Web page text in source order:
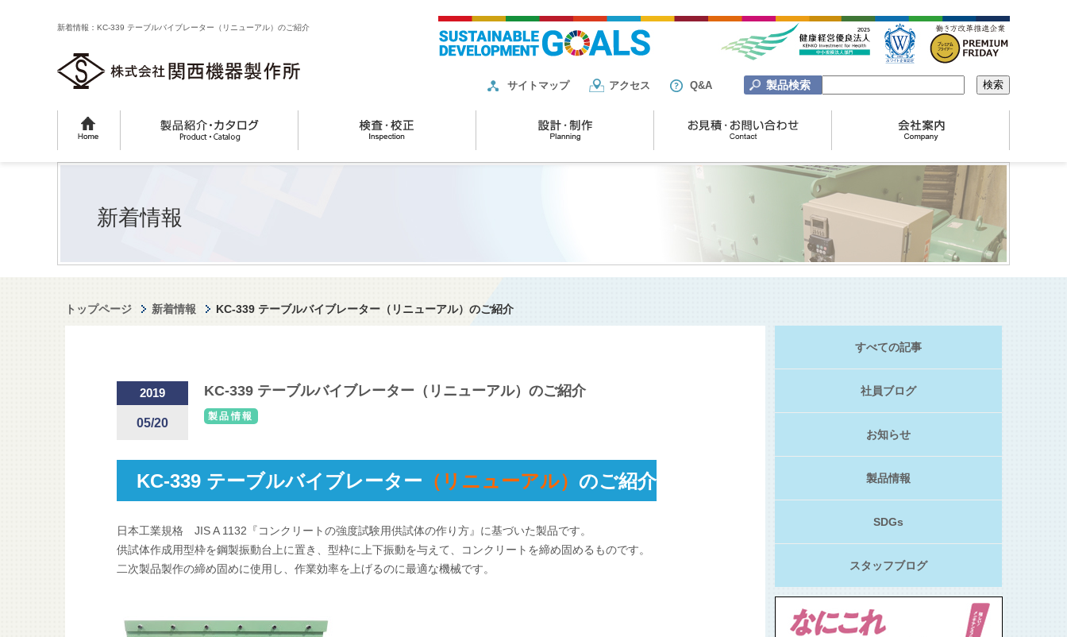
新着情報：KC-339 テーブルバイブレーター（リニューアル）のご紹介
サイトマップ アクセス Q&A 製品検索
新着情報
トップページ 新着情報 KC-339 テーブルバイブレーター（リニューアル）のご紹介
2019
05/20
KC-339 テーブルバイブレーター（リニューアル）のご紹介
製品情報
KC-339 テーブルバイブレーター （リニューアル） のご紹介
日本工業規格 JIS A 1132『コンクリートの強度試験用供試体の作り方』に基づいた製品です。
供試体作成用型枠を鋼製振動台上に置き、型枠に上下振動を与えて、コンクリートを締め固めるものです。
二次製品製作の締め固めに使用し、作業効率を上げるのに最適な機械です。
すべての記事
社員ブログ
お知らせ
製品情報
SDGs
スタッフブログ